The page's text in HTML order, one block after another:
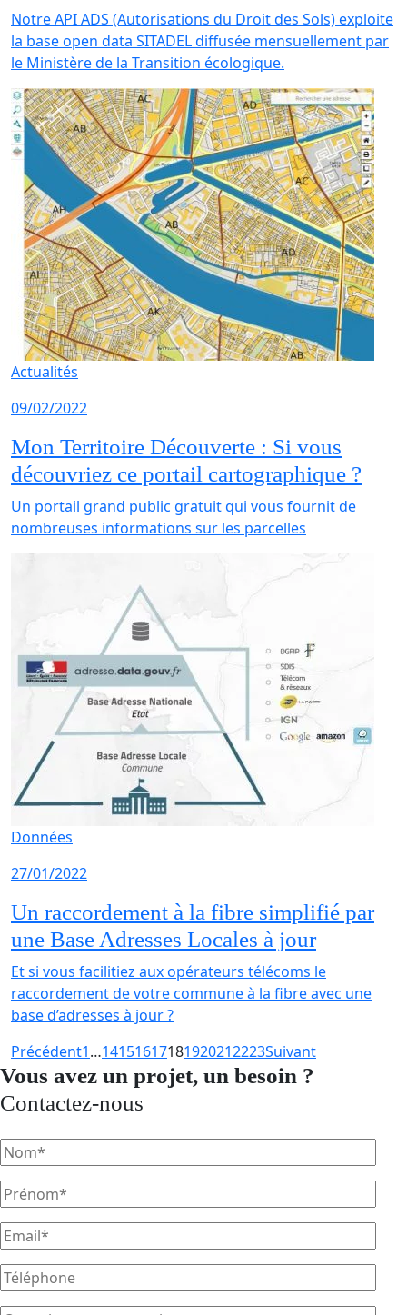
Notre API ADS (Autorisations du Droit des Sols) exploite
la base open data SITADEL diffusée mensuellement par
le Ministère de la Transition écologique.
Actualités
09/02/2022
Mon Territoire Découverte : Si vous
découvriez ce portail cartographique ?
Un portail grand public gratuit qui vous fournit de
nombreuses informations sur les parcelles
Données
27/01/2022
Un raccordement à la fibre simplifié par
une Base Adresses Locales à jour
Et si vous facilitiez aux opérateurs télécoms le
raccordement de votre commune à la fibre avec une
base d’adresses à jour ?
Précédent1…14151617181920212223Suivant
Vous avez un projet, un besoin ?
Contactez-nous